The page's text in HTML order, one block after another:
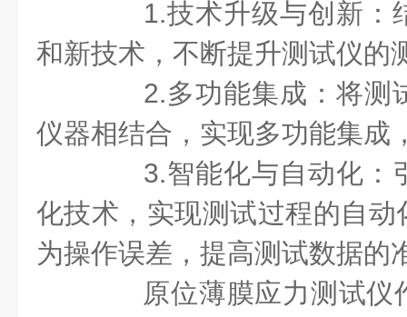
1.技术升级与创新：
和新技术，不断提升测试仪的
2.多功能集成：将测
仪器相结合，实现多功能集成
3.智能化与自动化：
化技术，实现测试过程的自
为操作误差，提高测试数据的
原位薄膜应力测试仪